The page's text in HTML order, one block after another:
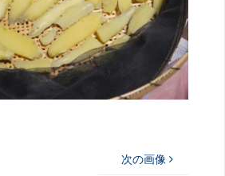
次の画像